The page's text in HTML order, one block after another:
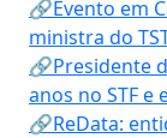
🔗Evento em
ministra do
🔗Presidente
anos no STF
🔗ReData: